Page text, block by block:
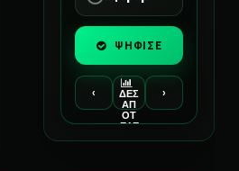
ΨΗΦΙΣΕ
‹
ΔΕΣ
ΑΠ
ΟΤ
ΕΛΕ
›